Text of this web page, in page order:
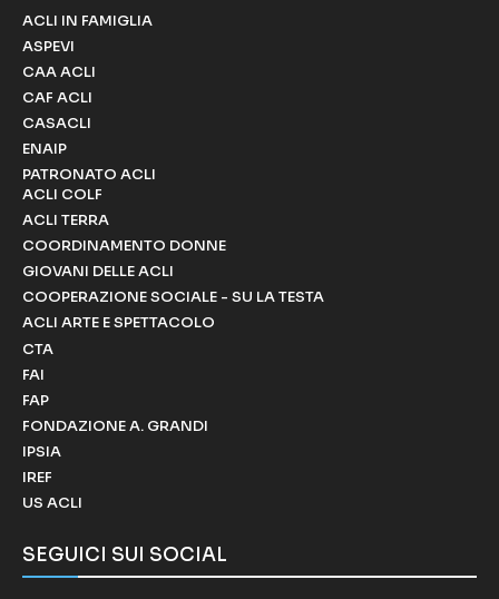
ACLI IN FAMIGLIA
ASPEVI
CAA ACLI
CAF ACLI
CASACLI
ENAIP
PATRONATO ACLI
ACLI COLF
ACLI TERRA
COORDINAMENTO DONNE
GIOVANI DELLE ACLI
COOPERAZIONE SOCIALE - SU LA TESTA
ACLI ARTE E SPETTACOLO
CTA
FAI
FAP
FONDAZIONE A. GRANDI
IPSIA
IREF
US ACLI
SEGUICI SUI SOCIAL